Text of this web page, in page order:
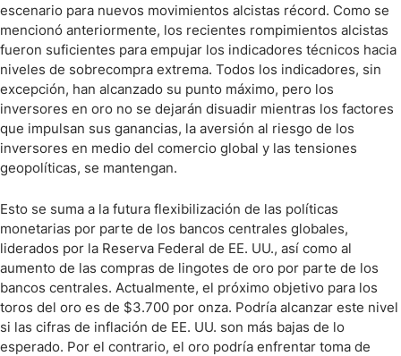
escenario para nuevos movimientos alcistas récord. Como se
mencionó anteriormente, los recientes rompimientos alcistas
fueron suficientes para empujar los indicadores técnicos hacia
niveles de sobrecompra extrema. Todos los indicadores, sin
excepción, han alcanzado su punto máximo, pero los
inversores en oro no se dejarán disuadir mientras los factores
que impulsan sus ganancias, la aversión al riesgo de los
inversores en medio del comercio global y las tensiones
geopolíticas, se mantengan.
Esto se suma a la futura flexibilización de las políticas
monetarias por parte de los bancos centrales globales,
liderados por la Reserva Federal de EE. UU., así como al
aumento de las compras de lingotes de oro por parte de los
bancos centrales. Actualmente, el próximo objetivo para los
toros del oro es de $3.700 por onza. Podría alcanzar este nivel
si las cifras de inflación de EE. UU. son más bajas de lo
esperado. Por el contrario, el oro podría enfrentar toma de